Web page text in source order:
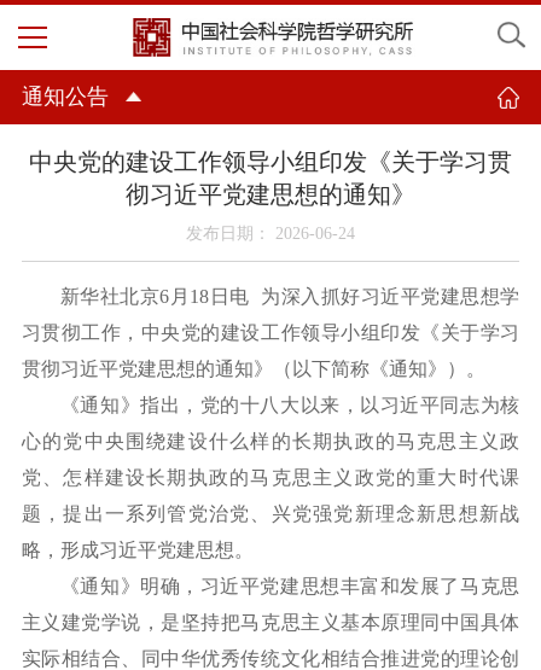
通知公告
中央党的建设工作领导小组印发《关于学习贯
彻习近平党建思想的通知》
发布日期： 2026-06-24
新华社北京6月18日电
为深入抓好习近平党建思想学
习贯彻工作，中央党的建设工作领导小组印发《关于学习
贯彻习近平党建思想的通知》（以下简称《通知》）。
《通知》指出，党的十八大以来，以习近平同志为核
心的党中央围绕建设什么样的长期执政的马克思主义政
党、怎样建设长期执政的马克思主义政党的重大时代课
题，提出一系列管党治党、兴党强党新理念新思想新战
略，形成习近平党建思想。
《通知》明确，习近平党建思想丰富和发展了马克思
主义建党学说，是坚持把马克思主义基本原理同中国具体
实际相结合、同中华优秀传统文化相结合推进党的理论创